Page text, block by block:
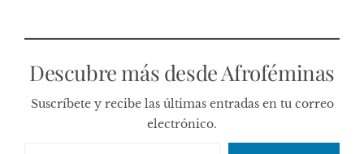
Descubre más desde Afroféminas
Suscríbete y recibe las últimas entradas en tu correo
electrónico.